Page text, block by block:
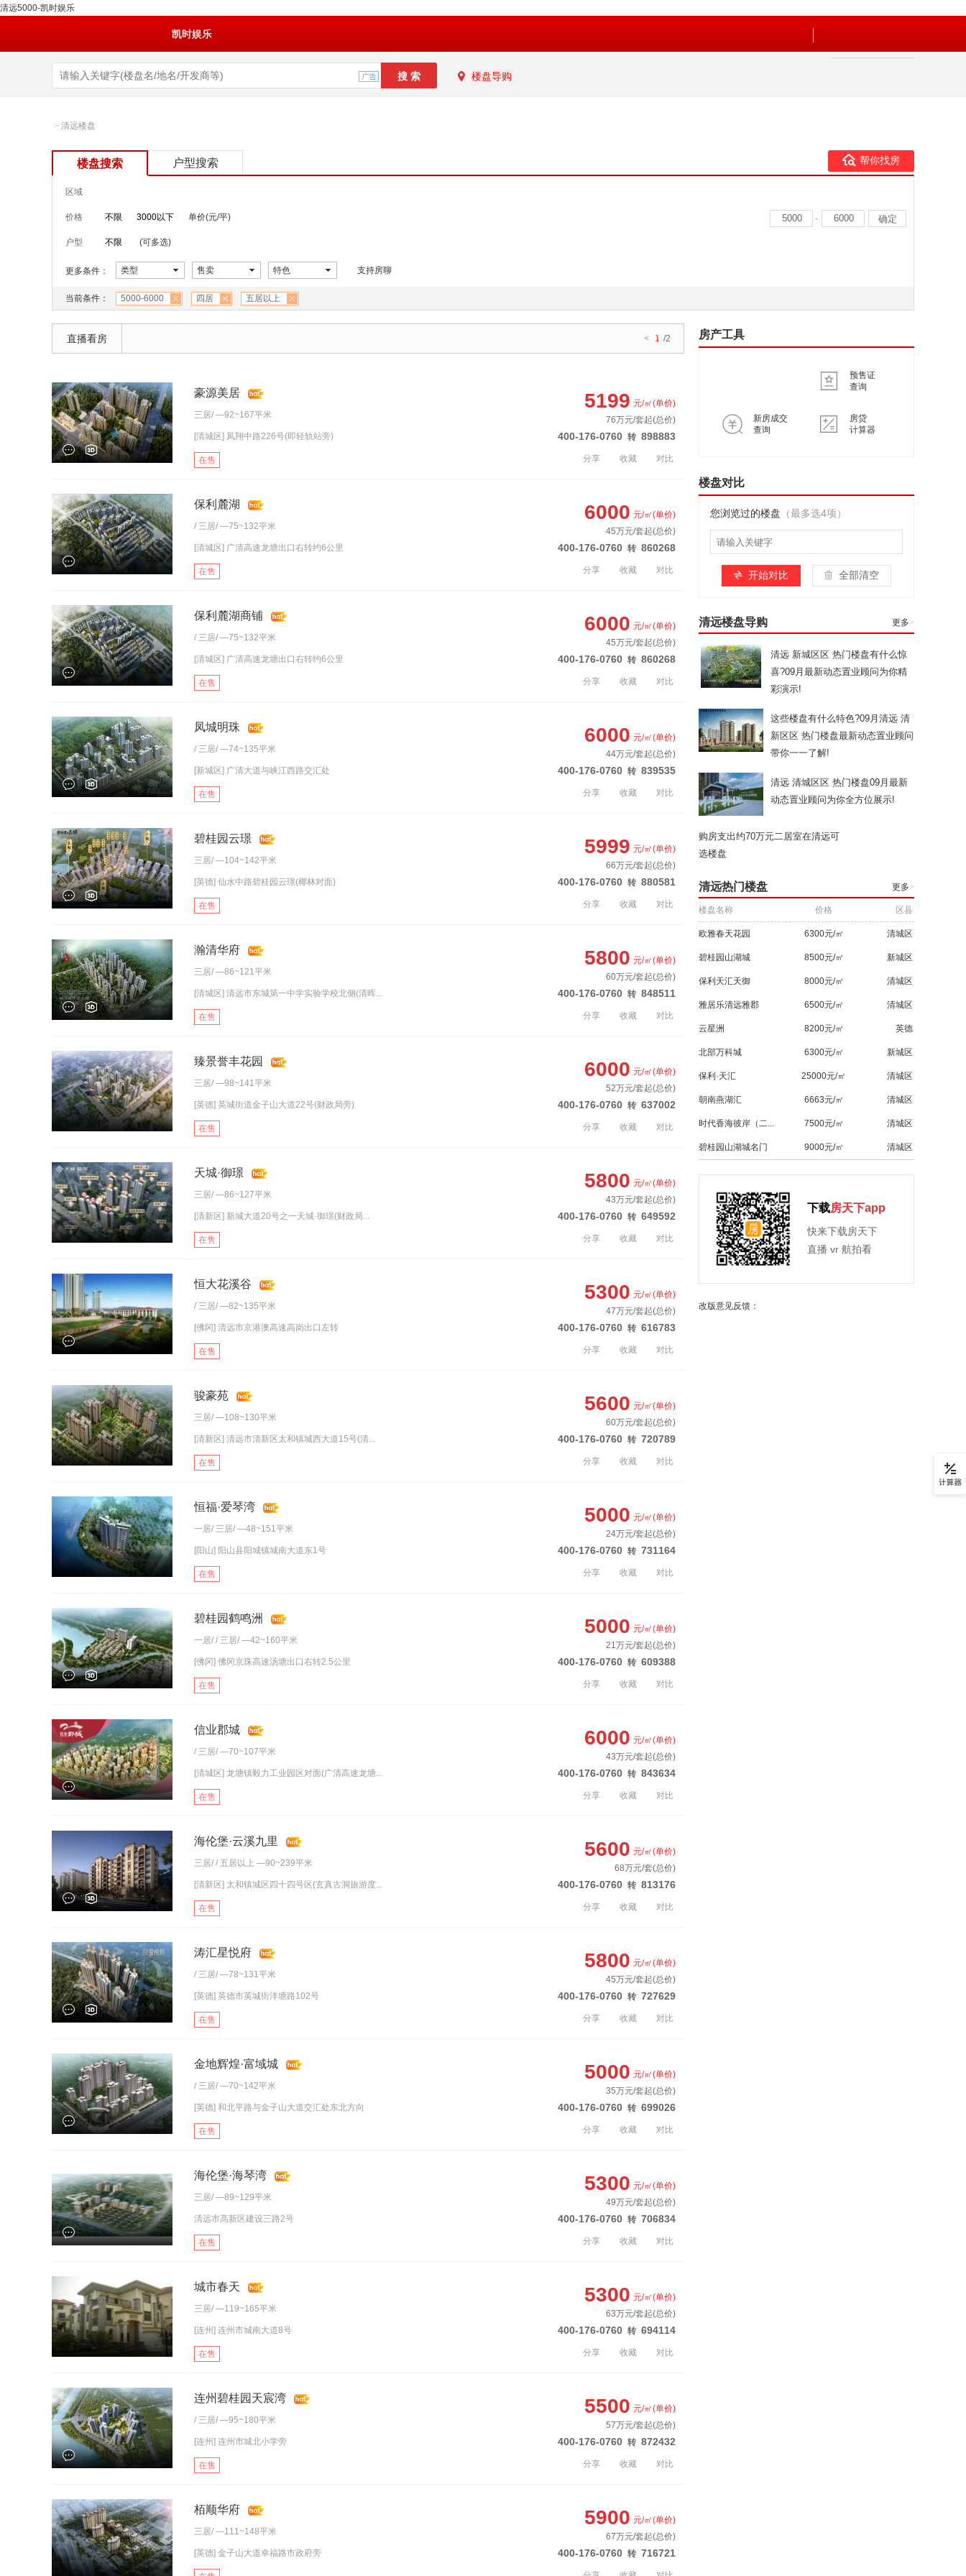
清远5000-凯时娱乐
凯时娱乐
楼盘导购
> 清远楼盘
楼盘搜索 户型搜索 帮你找房
区域
价格 不限 3000以下 单价(元/平) -
户型 不限 (可多选)
更多条件： 类型 售卖 特色 支持房聊
当前条件： 5000-6000 四居 五居以上
直播看房 < 1 /2
豪源美居
三居/ —92~167平米
[清城区] 凤翔中路226号(即轻轨站旁) 400-176-0760 转 898883
在售
5199 元/㎡(单价)
76万元/套起(总价)
分享 收藏 对比
保利麓湖
/ 三居/ —75~132平米
[清城区] 广清高速龙塘出口右转约6公里 400-176-0760 转 860268
在售
6000 元/㎡(单价)
45万元/套起(总价)
分享 收藏 对比
保利麓湖商铺
/ 三居/ —75~132平米
[清城区] 广清高速龙塘出口右转约6公里 400-176-0760 转 860268
在售
6000 元/㎡(单价)
45万元/套起(总价)
分享 收藏 对比
凤城明珠
/ 三居/ —74~135平米
[新城区] 广清大道与峡江西路交汇处 400-176-0760 转 839535
在售
6000 元/㎡(单价)
44万元/套起(总价)
分享 收藏 对比
碧桂园云璟
三居/ —104~142平米
[英德] 仙水中路碧桂园云璟(椰林对面) 400-176-0760 转 880581
在售
5999 元/㎡(单价)
66万元/套起(总价)
分享 收藏 对比
瀚清华府
三居/ —86~121平米
[清城区] 清远市东城第一中学实验学校北侧(清晖... 400-176-0760 转 848511
在售
5800 元/㎡(单价)
60万元/套起(总价)
分享 收藏 对比
臻景誉丰花园
三居/ —98~141平米
[英德] 英城街道金子山大道22号(财政局旁) 400-176-0760 转 637002
在售
6000 元/㎡(单价)
52万元/套起(总价)
分享 收藏 对比
天城·御璟
三居/ —86~127平米
[清新区] 新城大道20号之一天城·御璟(财政局... 400-176-0760 转 649592
在售
5800 元/㎡(单价)
43万元/套起(总价)
分享 收藏 对比
恒大花溪谷
/ 三居/ —82~135平米
[佛冈] 清远市京港澳高速高岗出口左转 400-176-0760 转 616783
在售
5300 元/㎡(单价)
47万元/套起(总价)
分享 收藏 对比
骏豪苑
三居/ —108~130平米
[清新区] 清远市清新区太和镇城西大道15号(清... 400-176-0760 转 720789
在售
5600 元/㎡(单价)
60万元/套起(总价)
分享 收藏 对比
恒福·爱琴湾
一居/ 三居/ —48~151平米
[阳山] 阳山县阳城镇城南大道东1号 400-176-0760 转 731164
在售
5000 元/㎡(单价)
24万元/套起(总价)
分享 收藏 对比
碧桂园鹤鸣洲
一居/ / 三居/ —42~160平米
[佛冈] 佛冈京珠高速汤塘出口右转2.5公里 400-176-0760 转 609388
在售
5000 元/㎡(单价)
21万元/套起(总价)
分享 收藏 对比
信业郡城
/ 三居/ —70~107平米
[清城区] 龙塘镇毅力工业园区对面(广清高速龙塘... 400-176-0760 转 843634
在售
6000 元/㎡(单价)
43万元/套起(总价)
分享 收藏 对比
海伦堡·云溪九里
三居/ / 五居以上 —90~239平米
[清新区] 太和镇城区四十四号区(玄真古洞旅游度... 400-176-0760 转 813176
在售
5600 元/㎡(单价)
68万元/套(总价)
分享 收藏 对比
涛汇星悦府
/ 三居/ —78~131平米
[英德] 英德市英城街洋塘路102号 400-176-0760 转 727629
在售
5800 元/㎡(单价)
45万元/套起(总价)
分享 收藏 对比
金地辉煌·富域城
/ 三居/ —70~142平米
[英德] 和北平路与金子山大道交汇处东北方向 400-176-0760 转 699026
在售
5000 元/㎡(单价)
35万元/套起(总价)
分享 收藏 对比
海伦堡·海琴湾
三居/ —89~129平米
清远市高新区建设三路2号 400-176-0760 转 706834
在售
5300 元/㎡(单价)
49万元/套起(总价)
分享 收藏 对比
城市春天
三居/ —119~165平米
[连州] 连州市城南大道8号 400-176-0760 转 694114
在售
5300 元/㎡(单价)
63万元/套起(总价)
分享 收藏 对比
连州碧桂园天宸湾
/ 三居/ —95~180平米
[连州] 连州市城北小学旁 400-176-0760 转 872432
在售
5500 元/㎡(单价)
57万元/套起(总价)
分享 收藏 对比
栢顺华府
三居/ —111~148平米
[英德] 金子山大道幸福路市政府旁 400-176-0760 转 716721
5900 元/㎡(单价)
67万元/套起(总价)
房产工具
预售证
查询
新房成交
查询
房贷
计算器
楼盘对比
您浏览过的楼盘 （最多选4项）
开始对比 全部清空
清远楼盘导购 更多>
清远 新城区区 热门楼盘有什么惊
喜?09月最新动态置业顾问为你精
彩演示!
这些楼盘有什么特色?09月清远 清
新区区 热门楼盘最新动态置业顾问
带你一一了解!
清远 清城区区 热门楼盘09月最新
动态置业顾问为你全方位展示!
购房支出约70万元二居室在清远可
选楼盘
清远热门楼盘 更多>
楼盘名称 价格 区县
欧雅春天花园 6300元/㎡ 清城区
碧桂园山湖城 8500元/㎡ 新城区
保利天汇天御 8000元/㎡ 清城区
雅居乐清远雅郡 6500元/㎡ 清城区
云星洲 8200元/㎡ 英德
北部万科城 6300元/㎡ 新城区
保利·天汇 25000元/㎡ 清城区
朝南燕湖汇 6663元/㎡ 清城区
时代香海彼岸（二... 7500元/㎡ 清城区
碧桂园山湖城名门 9000元/㎡ 清城区
下载房天下app
快来下载房天下
直播 vr 航拍看
改版意见反馈：